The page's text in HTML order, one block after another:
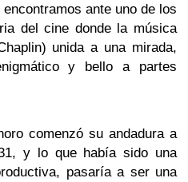
ante uno de los
del cine donde la música
unida a una mirada,
y bello a partes
comenzó su andadura a
y lo que había sido una
pasaría a ser una